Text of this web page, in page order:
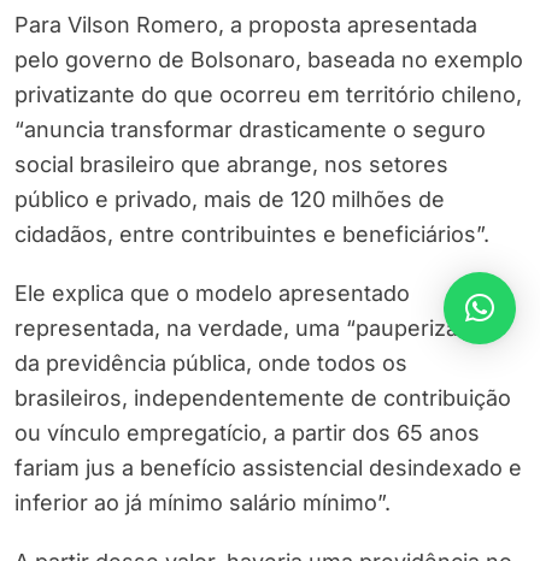
Para Vilson Romero, a proposta apresentada
pelo governo de Bolsonaro, baseada no exemplo
privatizante do que ocorreu em território chileno,
“anuncia transformar drasticamente o seguro
social brasileiro que abrange, nos setores
público e privado, mais de 120 milhões de
cidadãos, entre contribuintes e beneficiários”.
Ele explica que o modelo apresentado
representada, na verdade, uma “pauperização
da previdência pública, onde todos os
brasileiros, independentemente de contribuição
ou vínculo empregatício, a partir dos 65 anos
fariam jus a benefício assistencial desindexado e
inferior ao já mínimo salário mínimo”.